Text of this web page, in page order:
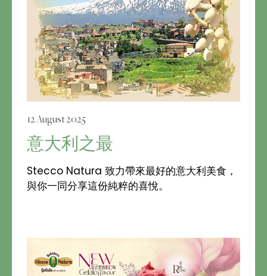
12 August 2025
意大利之最
Stecco Natura 致力帶來最好的意大利美食，
與你一同分享這份純粹的喜悅。